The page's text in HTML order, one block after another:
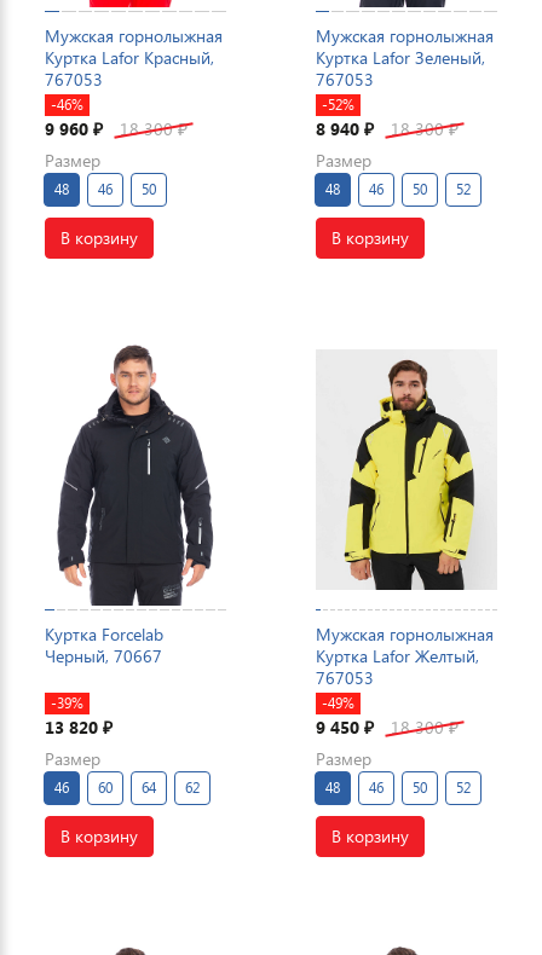
Мужская горнолыжная
Куртка Lafor Красный,
767053
-46%
9 960 ₽ 18 300₽
Размер
48 46 50
В корзину
Мужская горнолыжная
Куртка Lafor Зеленый,
767053
-52%
8 940 ₽ 18 300₽
Размер
48 46 50 52
В корзину
Куртка Forcelab
Черный, 70667
-39%
13 820 ₽
Размер
46 60 64 62
В корзину
Мужская горнолыжная
Куртка Lafor Желтый,
767053
-49%
9 450 ₽ 18 300₽
Размер
48 46 50 52
В корзину